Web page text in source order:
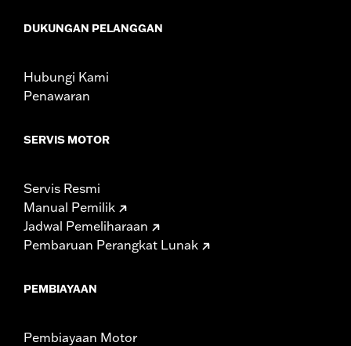
DUKUNGAN PELANGGAN
Hubungi Kami
Penawaran
SERVIS MOTOR
Servis Resmi
Manual Pemilik
Jadwal Pemeliharaan
Pembaruan Perangkat Lunak
PEMBIAYAAN
Pembiayaan Motor